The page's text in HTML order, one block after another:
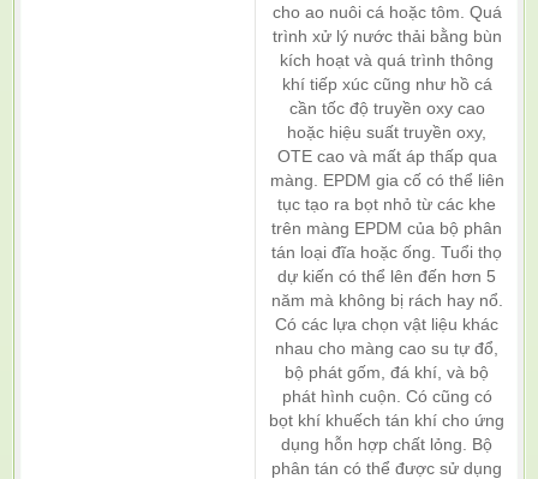
cho ao nuôi cá hoặc tôm. Quá
trình xử lý nước thải bằng bùn
kích hoạt và quá trình thông
khí tiếp xúc cũng như hồ cá
cần tốc độ truyền oxy cao
hoặc hiệu suất truyền oxy,
OTE cao và mất áp thấp qua
màng. EPDM gia cố có thể liên
tục tạo ra bọt nhỏ từ các khe
trên màng EPDM của bộ phân
tán loại đĩa hoặc ống. Tuổi thọ
dự kiến có thể lên đến hơn 5
năm mà không bị rách hay nổ.
Có các lựa chọn vật liệu khác
nhau cho màng cao su tự đổ,
bộ phát gốm, đá khí, và bộ
phát hình cuộn. Có cũng có
bọt khí khuếch tán khí cho ứng
dụng hỗn hợp chất lỏng. Bộ
phân tán có thể được sử dụng